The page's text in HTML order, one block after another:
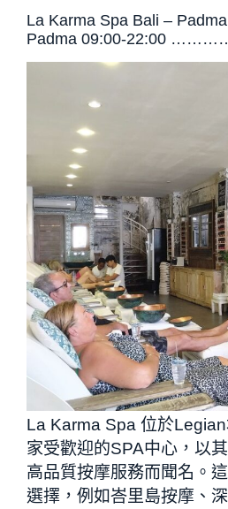
La Karma Spa Bali –
Padma 09:00-22:00
La Karma Spa 位於
家受歡迎的SPA中心，以
高品質按摩服務而聞名。
選擇，例如峇里島按摩、